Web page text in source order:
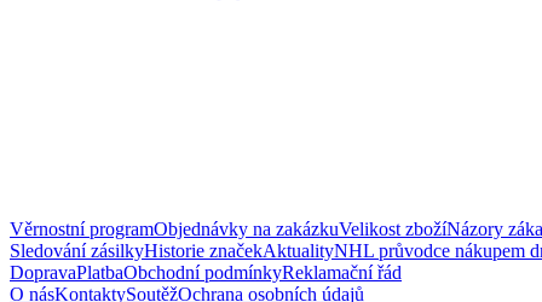
Věrnostní programObjednávky na zakázkuVelikost zbožíNázory
Sledování zásilkyHistorie značekAktualityNHL průvodce nákupem
DopravaPlatbaObchodní podmínkyReklamační řád
O násKontaktySoutěžOchrana osobních údajů